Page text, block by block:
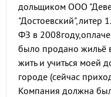
дольщиком ООО
"Достоевский",литер
ФЗ в
было продано жильё
жить и учиться моей
городе (сейчас
Компания должна